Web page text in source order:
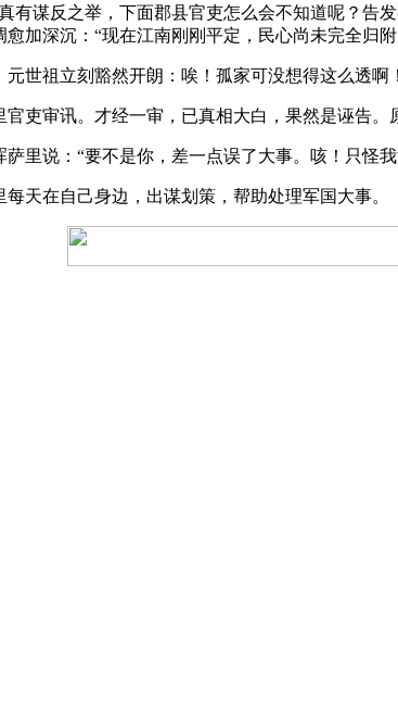
有谋反之举，下面郡县官吏怎么会不知道呢？
加深沉：“现在江南刚刚平定，民心尚未完全
世祖立刻豁然开朗：唉！孤家可没想得这么透啊
吏审讯。才经一审，已真相大白，果然是诬告
里说：“要不是你，差一点误了大事。咳！只怪
天在自己身边，出谋划策，帮助处理军国大事。